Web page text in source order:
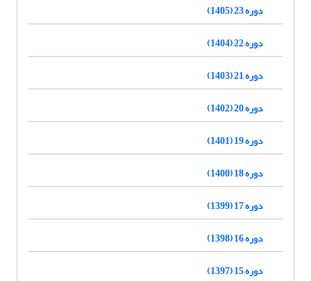
دوره 23 (1405)
دوره 22 (1404)
دوره 21 (1403)
دوره 20 (1402)
دوره 19 (1401)
دوره 18 (1400)
دوره 17 (1399)
دوره 16 (1398)
دوره 15 (1397)